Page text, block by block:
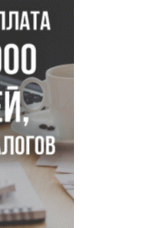
сыграла мать
доставили в